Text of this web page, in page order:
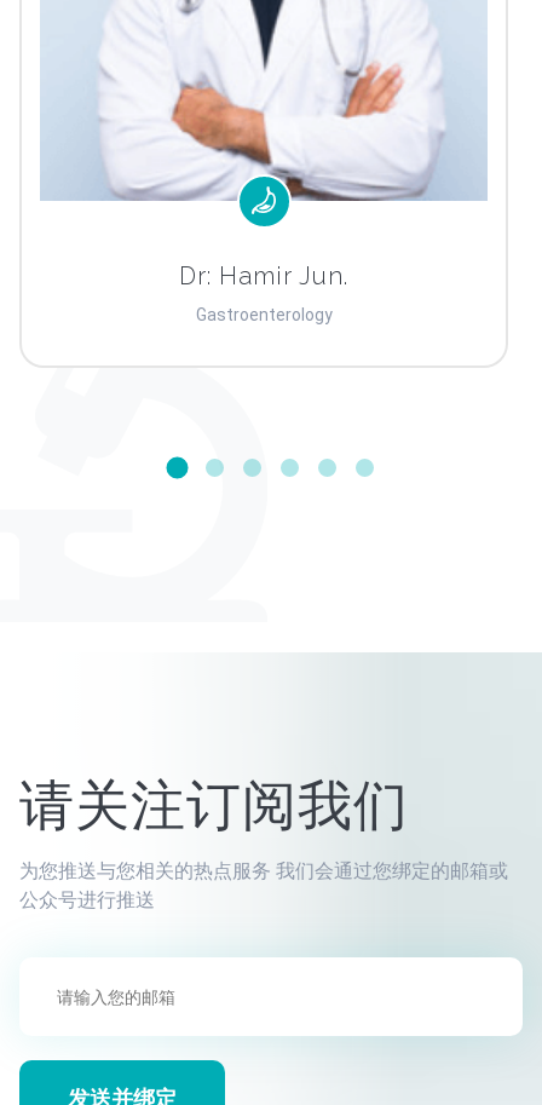
Dr: Hamir Jun.
Gastroenterology
请关注订阅我们
为您推送与您相关的热点服务 我们会通过您绑定的邮箱或
公众号进行推送
发送并绑定